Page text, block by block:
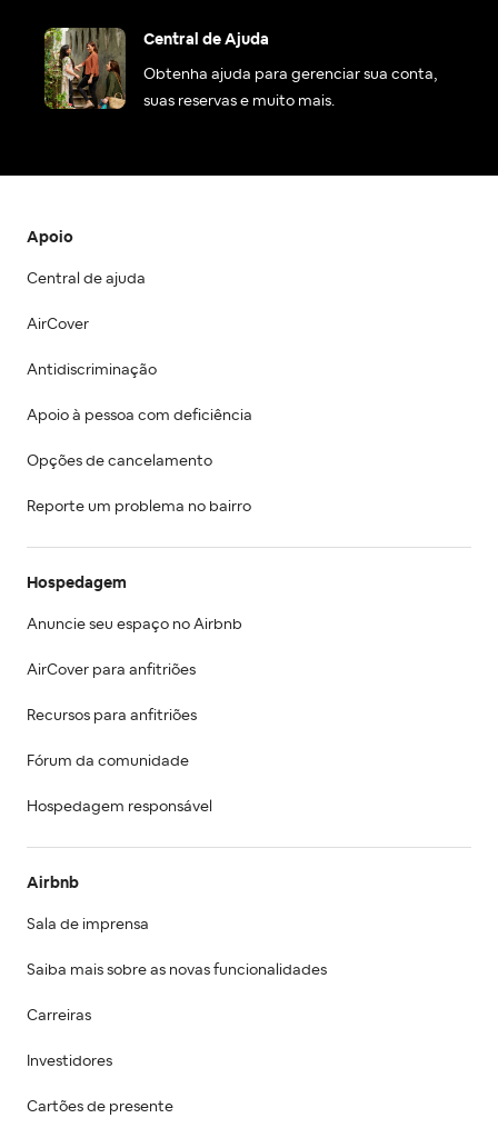
Central de Ajuda
Obtenha ajuda para gerenciar sua conta,
suas reservas e muito mais.
Apoio
Central de ajuda
AirCover
Antidiscriminação
Apoio à pessoa com deficiência
Opções de cancelamento
Reporte um problema no bairro
Hospedagem
Anuncie seu espaço no Airbnb
AirCover para anfitriões
Recursos para anfitriões
Fórum da comunidade
Hospedagem responsável
Airbnb
Sala de imprensa
Saiba mais sobre as novas funcionalidades
Carreiras
Investidores
Cartões de presente